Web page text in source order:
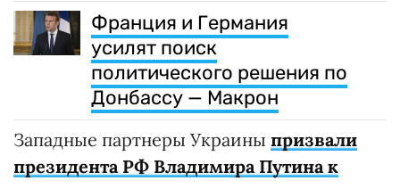
Франция и Германия
усилят поиск
политического решения по
Донбассу — Макрон
Западные партнеры Украины призвали
президента РФ Владимира Путина к